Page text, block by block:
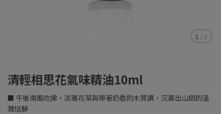
1 / 1
清輕相思花氣味精油10ml
■ 午後南風吹拂，淡雅花草與帶著奶香的木質調，沉澱出山間的溫
潤恬靜